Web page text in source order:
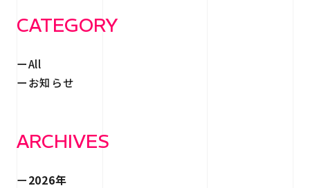
CONTACT
CATEGORY
All
お知らせ
ARCHIVES
2026年